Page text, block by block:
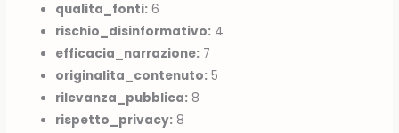
qualita_fonti: 6
rischio_disinformativo: 4
efficacia_narrazione: 7
originalita_contenuto: 5
rilevanza_pubblica: 8
rispetto_privacy: 8